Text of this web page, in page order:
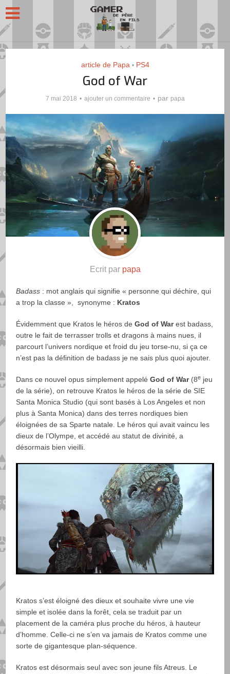
article de Papa • PS4
God of War
7 mai 2018 ajouter un commentaire par papa
Ecrit par papa
Badass : mot anglais qui signifie « personne qui déchire, qui
a trop la classe », synonyme : Kratos
Évidemment que Kratos le héros deGod of Warest badass,
outre le fait de terrasser trolls et dragons à mains nues, il
parcourt l’univers nordique et froid du jeu torse-nu, si ça ce
n’est pas la définition de badass je ne sais plus quoi ajouter.
Dans ce nouvel opus simplement appeléGod of War(8e jeu
de la série), on retrouve Kratos le héros de la série de SIE
Santa Monica Studio (qui sont basés à Los Angeles et non
plus à Santa Monica) dans des terres nordiques bien
éloignées de sa Sparte natale. Le héros qui avait vaincu les
dieux de l’Olympe, et accédé au statut de divinité, a
désormais bien vieilli.
Kratos s’est éloigné des dieux et souhaite vivre une vie
simple et isolée dans la forêt, cela se traduit par un
placement de la caméra plus proche du héros, à hauteur
d’homme. Celle-ci ne s’en va jamais de Kratos comme une
sorte de gigantesque plan-séquence.
Kratos est désormais seul avec son jeune fils Atreus. Le